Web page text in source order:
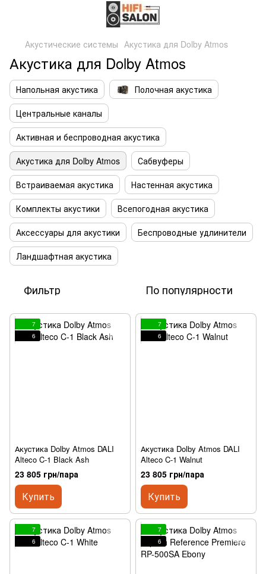
Акустические системы Акустика для Dolby Atmos
Акустика для Dolby Atmos
Напольная акустика
Полочная акустика
Центральные каналы
Активная и беспроводная акустика
Акустика для Dolby Atmos
Сабвуферы
Встраиваемая акустика
Настенная акустика
Комплекты акустики
Всепогодная акустика
Аксессуары для акустики
Беспроводные удлинители
Ландшафтная акустика
Фильтр По популярности
7
6
Акустика Dolby Atmos DALI
Alteco C-1 Black Ash
23 805 грн/пара
Купить
7
6
Акустика Dolby Atmos DALI
Alteco C-1 Walnut
23 805 грн/пара
Купить
7
6
7
6